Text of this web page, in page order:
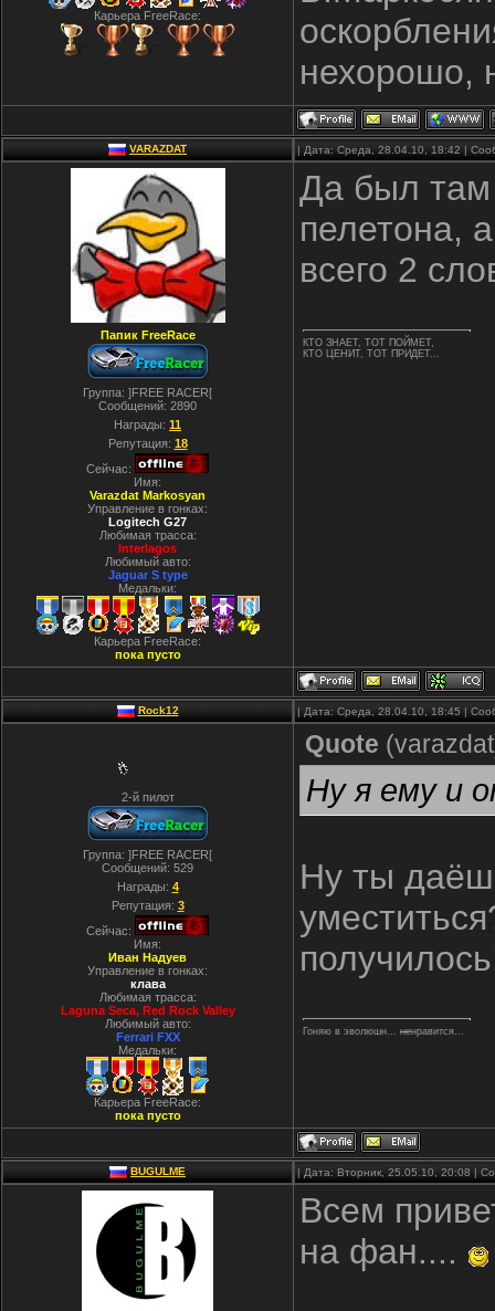
Карьера FreeRace:
нехорошо,
VARAZDAT | Дата: Среда, 28.04.10, 18:42 |
Папик FreeRace
Группа: ]FREE RACER[
Сообщений: 2890
Награды: 11
Репутация: 18
Сейчас:
Имя:
Varazdat Markosyan
Управление в гонках:
Logitech G27
Любимая трасса:
Interlagos
Любимый авто:
Jaguar S type
Медальки:
Карьера FreeRace:
пока пусто
Да был там
пелетона,
всего 2
КТО ЗНАЕТ, ТОТ ПОЙМЕТ,
КТО ЦЕНИТ, ТОТ ПРИДЕТ...
Rock12 | Дата: Среда, 28.04.10, 18:45 |
2-й пилот
Группа: ]FREE RACER[
Сообщений: 529
Награды: 4
Репутация: 3
Сейчас:
Имя:
Иван Надуев
Управление в гонках:
клава
Любимая трасса:
Laguna Seca, Red Rock Valley
Любимый авто:
Ferrari FXX
Медальки:
Карьера FreeRace:
пока пусто
Quote (varazdat
Ну я ему и
Ну ты
Гоняю в эволюшн... ненравится...
BUGULME | Дата: Вторник, 25.05.10, 20:08 |
Всем
на фан....